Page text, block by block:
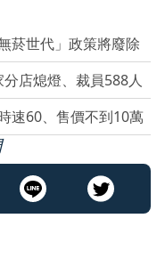
菸世代」政策將廢除
店熄燈、裁員588人
速60、售價不到10萬